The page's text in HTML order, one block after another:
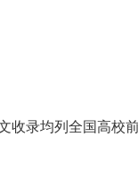
收录均列全国高校